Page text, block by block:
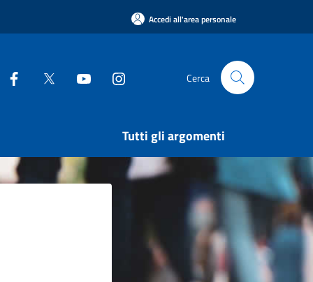
Accedi all'area personale
Cerca
Tutti gli argomenti